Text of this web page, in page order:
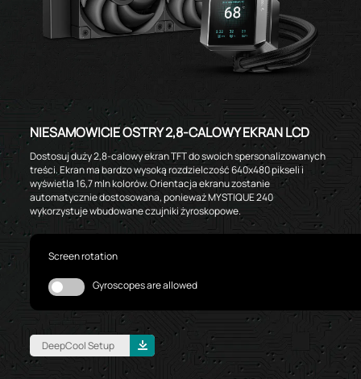
NIESAMOWICIE OSTRY 2,8-CALOWY EKRAN LCD
Dostosuj duży 2,8-calowy ekran TFT do swoich spersonalizowanych
treści. Ekran ma bardzo wysoką rozdzielczość 640x480 pikseli i
wyświetla 16,7 mln kolorów. Orientacja ekranu zostanie
automatycznie dostosowana, ponieważ MYSTIQUE 240
wykorzystuje wbudowane czujniki żyroskopowe.
Screen rotation
Gyroscopes are allowed
DeepCool Setup